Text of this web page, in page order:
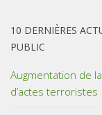
10 DERNIÈRES
PUBLIC
Augmentation de
d’actes terroristes